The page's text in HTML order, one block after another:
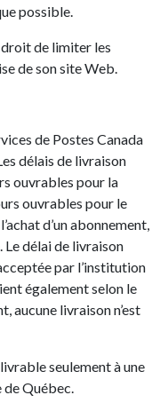
possible.
de limiter les
de son site Web.
de Postes Canada
délais de livraison
ouvrables pour la
ouvrables pour le
d’un abonnement,
Le délai de livraison
par l’institution
également selon le
aucune livraison n’est
seulement à une
de Québec.